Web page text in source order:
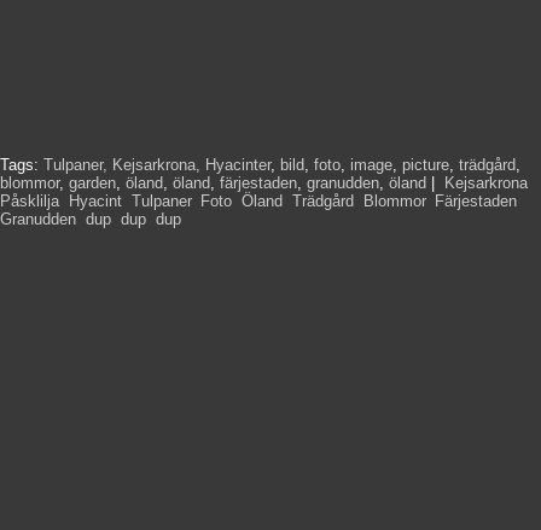
Tags: Tulpaner, Kejsarkrona, Hyacinter, bild, foto, image, picture, trädgård,
blommor, garden, öland, öland, färjestaden, granudden, öland Kejsarkrona,
Påsklilja, Hyacint Tulpaner, Foto Öland Trädgård Blommor, Färjestaden
Granudden dup dup dup